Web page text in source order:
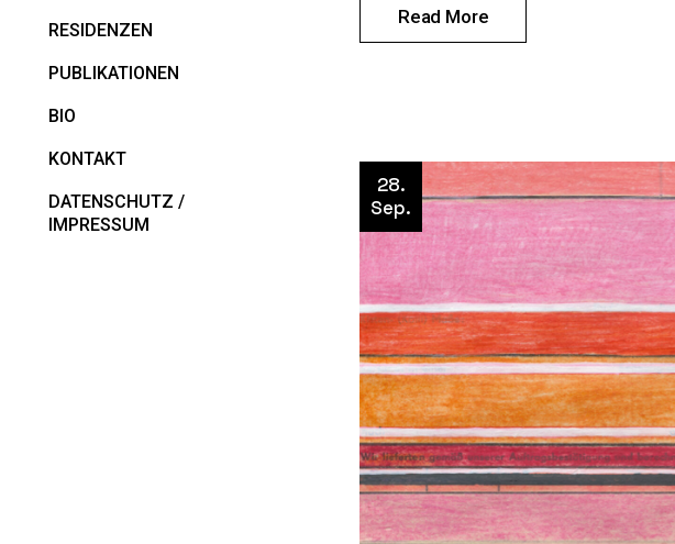
RESIDENZEN
PUBLIKATIONEN
BIO
KONTAKT
DATENSCHUTZ /
IMPRESSUM
Read More
28.
Sep.